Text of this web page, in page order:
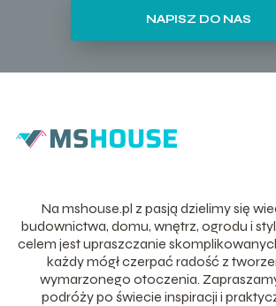
NAPISZ DO NAS
Na mshouse.pl z pasją dzielimy się
budownictwa, domu, wnętrz, ogrodu i
celem jest upraszczanie
każdy mógł czerpać radość z
wymarzonego otoczenia.
podróży po świecie inspiracji i